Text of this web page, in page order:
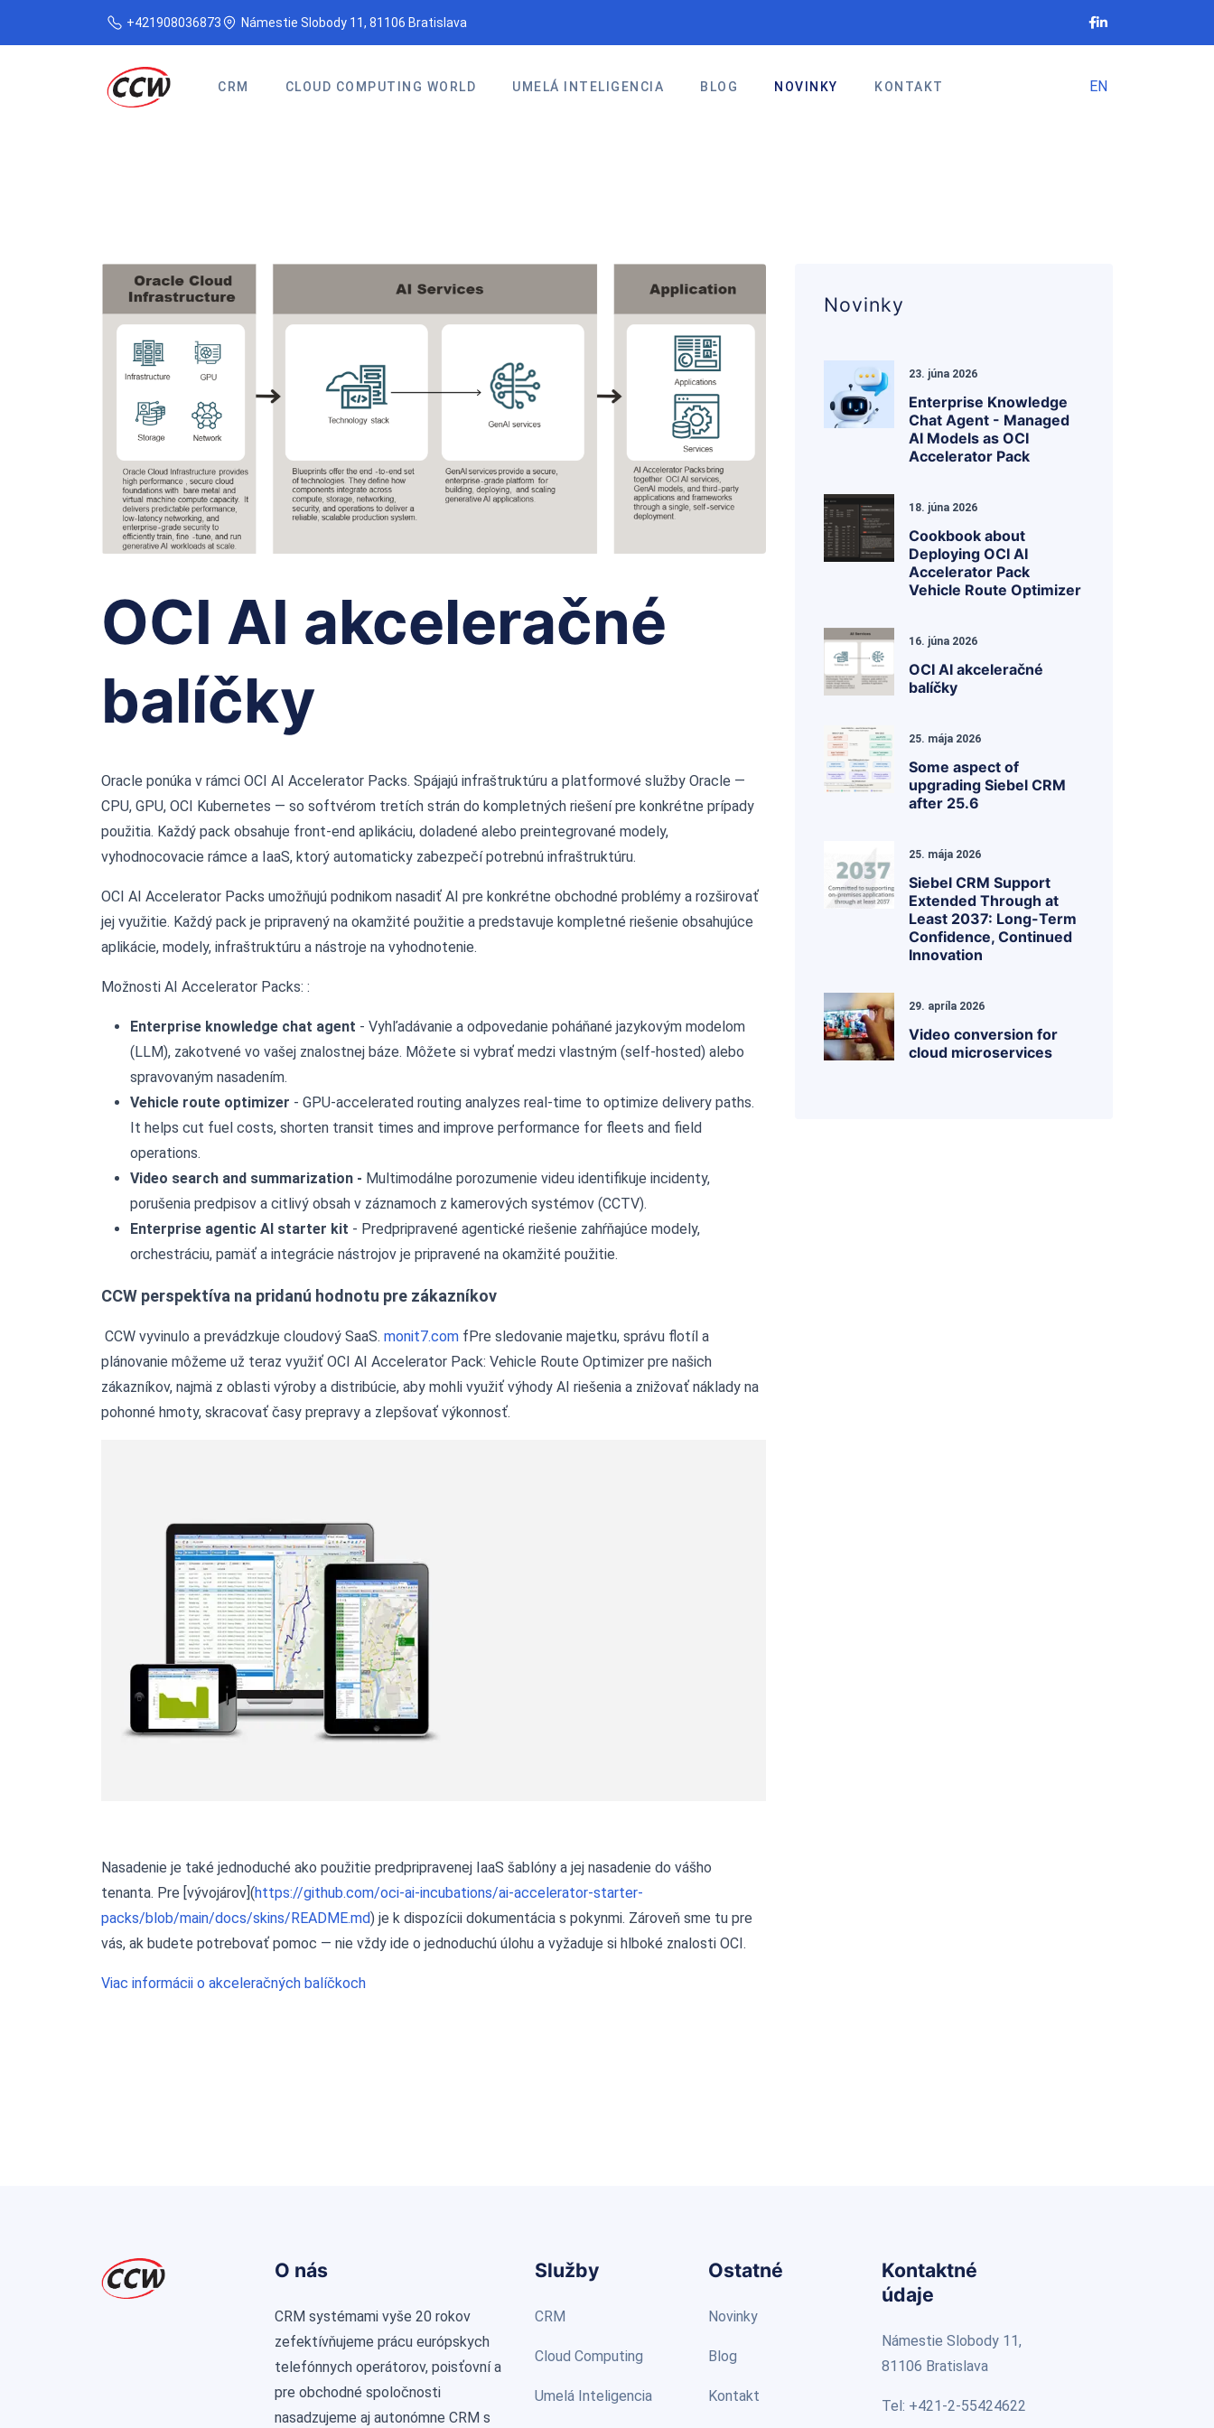
+421908036873 Námestie Slobody 11, 81106 Bratislava
CRM CLOUD COMPUTING WORLD UMELÁ INTELIGENCIA BLOG NOVINKY KONTAKT EN
OCI AI akceleračné
balíčky
Oracle ponúka v rámci OCI AI Accelerator Packs. Spájajú infraštruktúru a platformové služby Oracle —
CPU, GPU, OCI Kubernetes — so softvérom tretích strán do kompletných riešení pre konkrétne prípady
použitia. Každý pack obsahuje front-end aplikáciu, doladené alebo preintegrované modely,
vyhodnocovacie rámce a IaaS, ktorý automaticky zabezpečí potrebnú infraštruktúru.
OCI AI Accelerator Packs umožňujú podnikom nasadiť AI pre konkrétne obchodné problémy a rozširovať
jej využitie. Každý pack je pripravený na okamžité použitie a predstavuje kompletné riešenie obsahujúce
aplikácie, modely, infraštruktúru a nástroje na vyhodnotenie.
Možnosti AI Accelerator Packs: :
Enterprise knowledge chat agent - Vyhľadávanie a odpovedanie poháňané jazykovým modelom
(LLM), zakotvené vo vašej znalostnej báze. Môžete si vybrať medzi vlastným (self-hosted) alebo
spravovaným nasadením.
Vehicle route optimizer - GPU-accelerated routing analyzes real-time to optimize delivery paths.
It helps cut fuel costs, shorten transit times and improve performance for fleets and field
operations.
Video search and summarization - Multimodálne porozumenie videu identifikuje incidenty,
porušenia predpisov a citlivý obsah v záznamoch z kamerových systémov (CCTV).
Enterprise agentic AI starter kit - Predpripravené agentické riešenie zahŕňajúce modely,
orchestráciu, pamäť a integrácie nástrojov je pripravené na okamžité použitie.
CCW perspektíva na pridanú hodnotu pre zákazníkov
CCW vyvinulo a prevádzkuje cloudový SaaS. monit7.com fPre sledovanie majetku, správu flotíl a
plánovanie môžeme už teraz využiť OCI AI Accelerator Pack: Vehicle Route Optimizer pre našich
zákazníkov, najmä z oblasti výroby a distribúcie, aby mohli využiť výhody AI riešenia a znižovať náklady na
pohonné hmoty, skracovať časy prepravy a zlepšovať výkonnosť.
Nasadenie je také jednoduché ako použitie predpripravenej IaaS šablóny a jej nasadenie do vášho
tenanta. Pre [vývojárov](https://github.com/oci-ai-incubations/ai-accelerator-starter-
packs/blob/main/docs/skins/README.md) je k dispozícii dokumentácia s pokynmi. Zároveň sme tu pre
vás, ak budete potrebovať pomoc — nie vždy ide o jednoduchú úlohu a vyžaduje si hlboké znalosti OCI.
Viac informácii o akceleračných balíčkoch
Novinky
23. júna 2026
Enterprise Knowledge
Chat Agent - Managed
AI Models as OCI
Accelerator Pack
18. júna 2026
Cookbook about
Deploying OCI AI
Accelerator Pack
Vehicle Route Optimizer
16. júna 2026
OCI AI akceleračné
balíčky
25. mája 2026
Some aspect of
upgrading Siebel CRM
after 25.6
25. mája 2026
Siebel CRM Support
Extended Through at
Least 2037: Long-Term
Confidence, Continued
Innovation
29. apríla 2026
Video conversion for
cloud microservices
O nás
CRM systémami vyše 20 rokov
zefektívňujeme prácu európskych
telefónnych operátorov, poisťovní a
pre obchodné spoločnosti
nasadzujeme aj autonómne CRM s
Služby
CRM
Cloud Computing
Umelá Inteligencia
Ostatné
Novinky
Blog
Kontakt
Kontaktné
údaje
Námestie Slobody 11,
81106 Bratislava
Tel: +421-2-55424622